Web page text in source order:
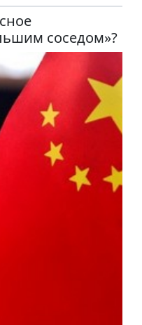
соседом»?